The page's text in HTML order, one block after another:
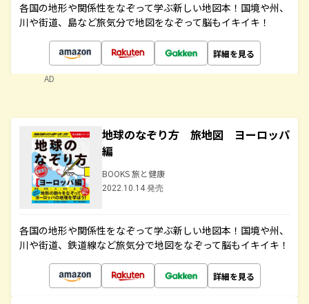
各国の地形や関係性をなぞって学ぶ新しい地図本！国境や州、
川や街道、島など旅気分で地図をなぞって脳もイキイキ！
詳細を見る
AD
地球のなぞり方 旅地図 ヨーロッパ
編
BOOKS 旅と健康
2022.10.14 発売
各国の地形や関係性をなぞって学ぶ新しい地図本！国境や州、
川や街道、鉄道線など旅気分で地図をなぞって脳もイキイキ！
詳細を見る